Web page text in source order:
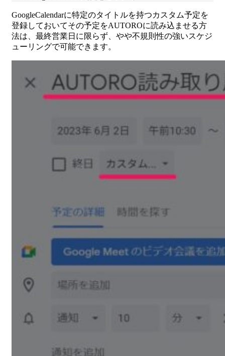
GoogleCalendarに特定のタイトルを持つカスタム予定を
登録しておいてその予定をAUTOROに読み込ませる方
法は、最終営業日に限らず、やや不規則性の強いスケジ
ューリングで可能できます。